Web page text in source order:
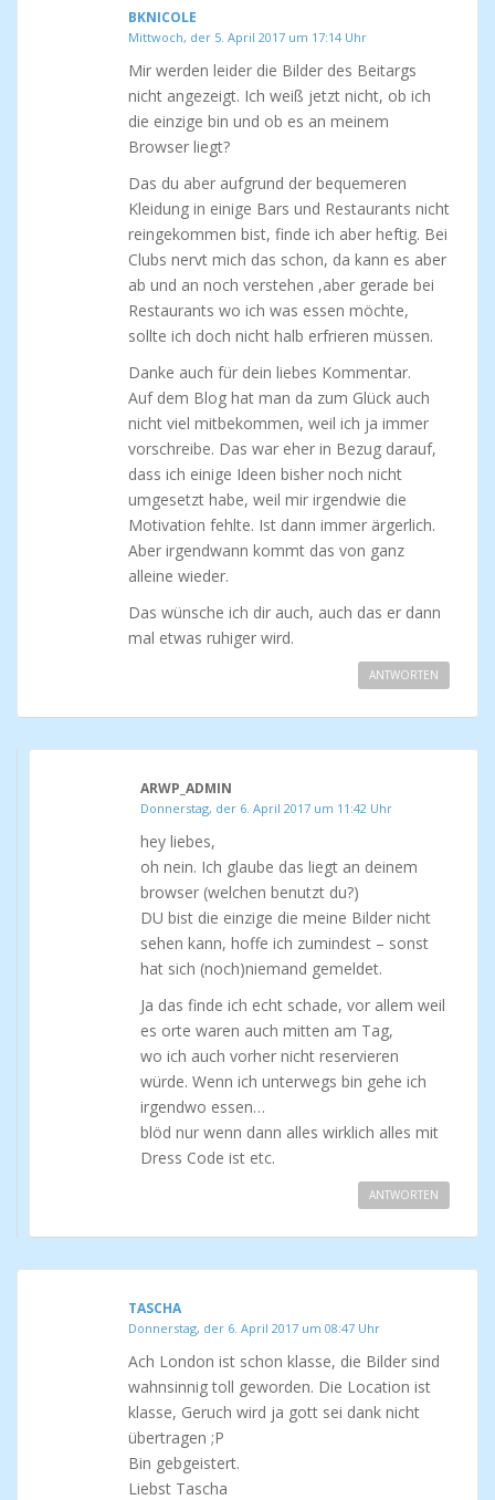
BKNICOLE
Mittwoch, der 5. April 2017 um 17:14 Uhr
Mir werden leider die Bilder des Beitargs
nicht angezeigt. Ich weiß jetzt nicht, ob ich
die einzige bin und ob es an meinem
Browser liegt?
Das du aber aufgrund der bequemeren
Kleidung in einige Bars und Restaurants nicht
reingekommen bist, finde ich aber heftig. Bei
Clubs nervt mich das schon, da kann es aber
ab und an noch verstehen ,aber gerade bei
Restaurants wo ich was essen möchte,
sollte ich doch nicht halb erfrieren müssen.
Danke auch für dein liebes Kommentar.
Auf dem Blog hat man da zum Glück auch
nicht viel mitbekommen, weil ich ja immer
vorschreibe. Das war eher in Bezug darauf,
dass ich einige Ideen bisher noch nicht
umgesetzt habe, weil mir irgendwie die
Motivation fehlte. Ist dann immer ärgerlich.
Aber irgendwann kommt das von ganz
alleine wieder.
Das wünsche ich dir auch, auch das er dann
mal etwas ruhiger wird.
ANTWORTEN
ARWP_ADMIN
Donnerstag, der 6. April 2017 um 11:42 Uhr
hey liebes,
oh nein. Ich glaube das liegt an deinem
browser (welchen benutzt du?)
DU bist die einzige die meine Bilder nicht
sehen kann, hoffe ich zumindest – sonst
hat sich (noch)niemand gemeldet.
Ja das finde ich echt schade, vor allem weil
es orte waren auch mitten am Tag,
wo ich auch vorher nicht reservieren
würde. Wenn ich unterwegs bin gehe ich
irgendwo essen…
blöd nur wenn dann alles wirklich alles mit
Dress Code ist etc.
ANTWORTEN
TASCHA
Donnerstag, der 6. April 2017 um 08:47 Uhr
Ach London ist schon klasse, die Bilder sind
wahnsinnig toll geworden. Die Location ist
klasse, Geruch wird ja gott sei dank nicht
übertragen ;P
Bin gebgeistert.
Liebst Tascha